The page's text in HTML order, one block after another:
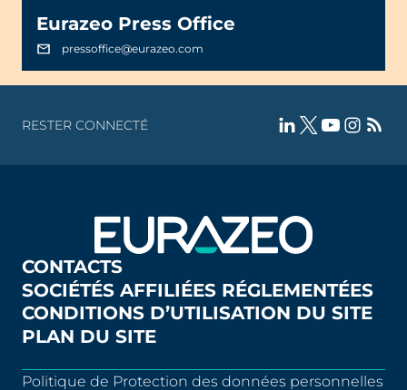
Eurazeo Press Office
pressoffice@eurazeo.com
RESTER CONNECTÉ
CONTACTS
SOCIÉTÉS AFFILIÉES RÉGLEMENTÉES
CONDITIONS D’UTILISATION DU SITE
PLAN DU SITE
Politique de Protection des données personnelles